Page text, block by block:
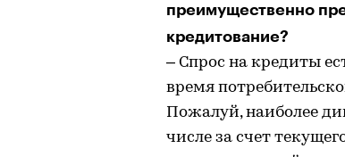
преимущественно
кредитование?
– Спрос на кредиты
время
Пожалуй, наиболее
числе за счет